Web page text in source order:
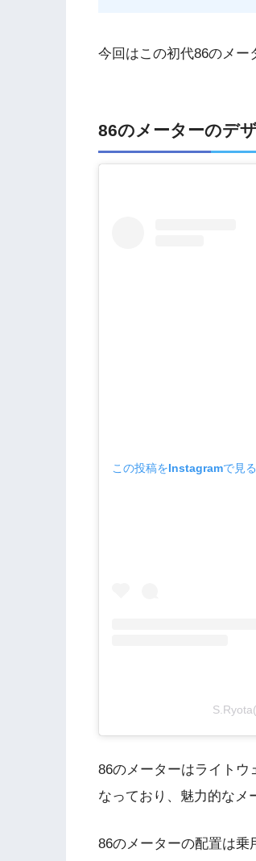
今回はこの初代86のメー
86のメーターのデ
この投稿をInstagramで見る
86のメーターはライトウ
なっており、魅力的なメ
86のメーターの配置は